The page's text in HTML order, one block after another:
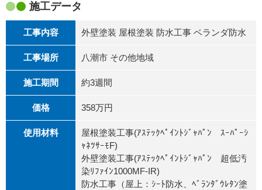
施工データ
工事内容 外壁塗装 屋根塗装 防水工事 ベランダ防水
工事場所 八潮市 その他地域
施工期間 約3週間
価格 358万円
使用材料
屋根塗装工事(ｱｽﾃｯｸﾍﾟｲﾝﾄｼﾞｬﾊﾟﾝ ｽｰﾊﾟｰｼ
ｬﾈﾂｻｰﾓF)
外壁塗装工事(ｱｽﾃｯｸﾍﾟｲﾝﾄｼﾞｬﾊﾟﾝ 超低汚
染ﾘﾌｧｲﾝ1000MF-IR)
防水工事（屋上：ｼｰﾄ防水、ﾍﾞﾗﾝﾀﾞｳﾚﾀﾝ塗